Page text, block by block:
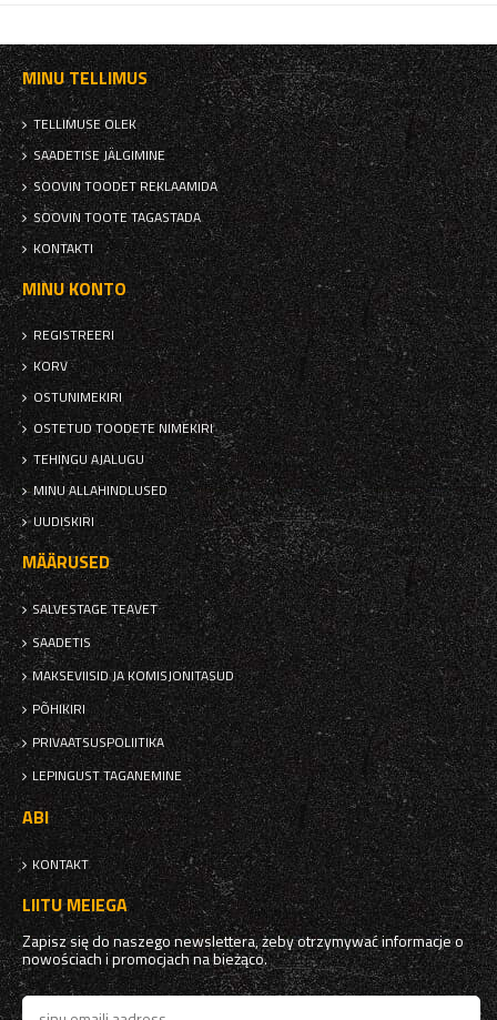
MINU TELLIMUS
TELLIMUSE OLEK
SAADETISE JÄLGIMINE
SOOVIN TOODET REKLAAMIDA
SOOVIN TOOTE TAGASTADA
KONTAKTI
MINU KONTO
REGISTREERI
KORV
OSTUNIMEKIRI
OSTETUD TOODETE NIMEKIRI
TEHINGU AJALUGU
MINU ALLAHINDLUSED
UUDISKIRI
MÄÄRUSED
SALVESTAGE TEAVET
SAADETIS
MAKSEVIISID JA KOMISJONITASUD
PÕHIKIRI
PRIVAATSUSPOLIITIKA
LEPINGUST TAGANEMINE
ABI
KONTAKT
LIITU MEIEGA
Zapisz się do naszego newslettera, żeby otrzymywać informacje o
nowościach i promocjach na bieżąco.